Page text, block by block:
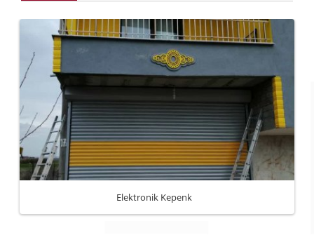
Elektronik Kepenk